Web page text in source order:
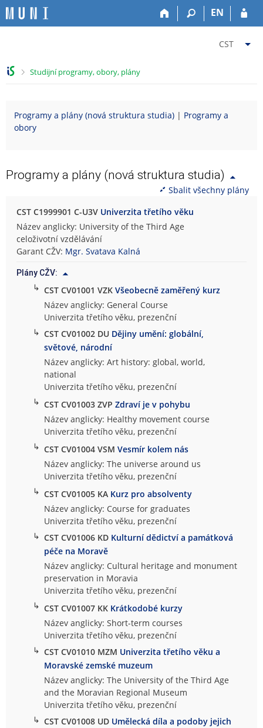
EN
CST
ě
f
l
C
e
o
i
v
e
r
z
t
í
s
t
u
a
>
Studijní programy, obory, plány
Programy a plány (nová struktura studia) | Programy a
obory
Programy a plány (nová struktura studia)
Sbalit všechny plány
CST C1999901 C-U3V Univerzita třetího věku
Název anglicky: University of the Third Age
celoživotní vzdělávání
Garant CŽV: Mgr. Svatava Kalná
Plány CŽV:
↳ CST CV01001 VZKVšeobecně zaměřený kurz
Název anglicky: General Course
Univerzita třetího věku, prezenční
↳ CST CV01002 DU Dějiny umění: globální,
světové, národní
Název anglicky: Art history: global, world,
national
Univerzita třetího věku, prezenční
↳ CST CV01003 ZVPZdraví je v pohybu
Název anglicky: Healthy movement course
Univerzita třetího věku, prezenční
↳ CST CV01004 VSMVesmír kolem nás
Název anglicky: The universe around us
Univerzita třetího věku, prezenční
↳ CST CV01005 KA Kurz pro absolventy
Název anglicky: Course for graduates
Univerzita třetího věku, prezenční
↳ CST CV01006 KD Kulturní dědictví a památková
péče na Moravě
Název anglicky: Cultural heritage and monument
preservation in Moravia
Univerzita třetího věku, prezenční
↳ CST CV01007 KK Krátkodobé kurzy
Název anglicky: Short-term courses
Univerzita třetího věku, prezenční
↳ CST CV01010 MZM Univerzita třetího věku a
Moravské zemské muzeum
Název anglicky: The University of the Third Age
and the Moravian Regional Museum
Univerzita třetího věku, prezenční
↳ CST CV01008 UD Umělecká díla a podoby jejich